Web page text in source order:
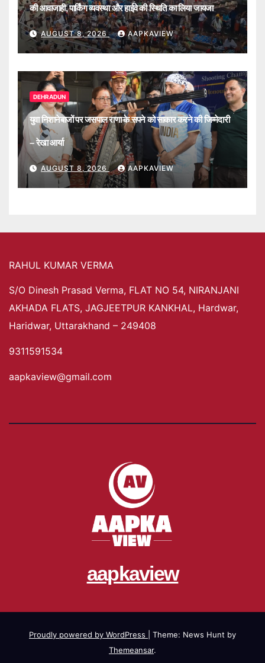
की आवाजाही, पार्किंग व्यवस्था और हाईवे की स्थिति का लिया जायजा
AUGUST 8, 2026 AAPKAVIEW
DEHRADUN
युवा निशानेबाजों पर जसपाल राणा के सपने को साकार करने की जिम्मेदारी
– रेखा आर्या
AUGUST 8, 2026 AAPKAVIEW
RAHUL KUMAR VERMA
S/O Dinesh Prasad Verma, FLAT NO 54, NIRANJANI
AKHADA FLATS, JAGJEETPUR KANKHAL, Hardwar,
Haridwar, Uttarakhand – 249408
9311591534
aapkaview@gmail.com
aapkaview
Proudly powered by WordPress
Theme: News Hunt by
Themeansar.